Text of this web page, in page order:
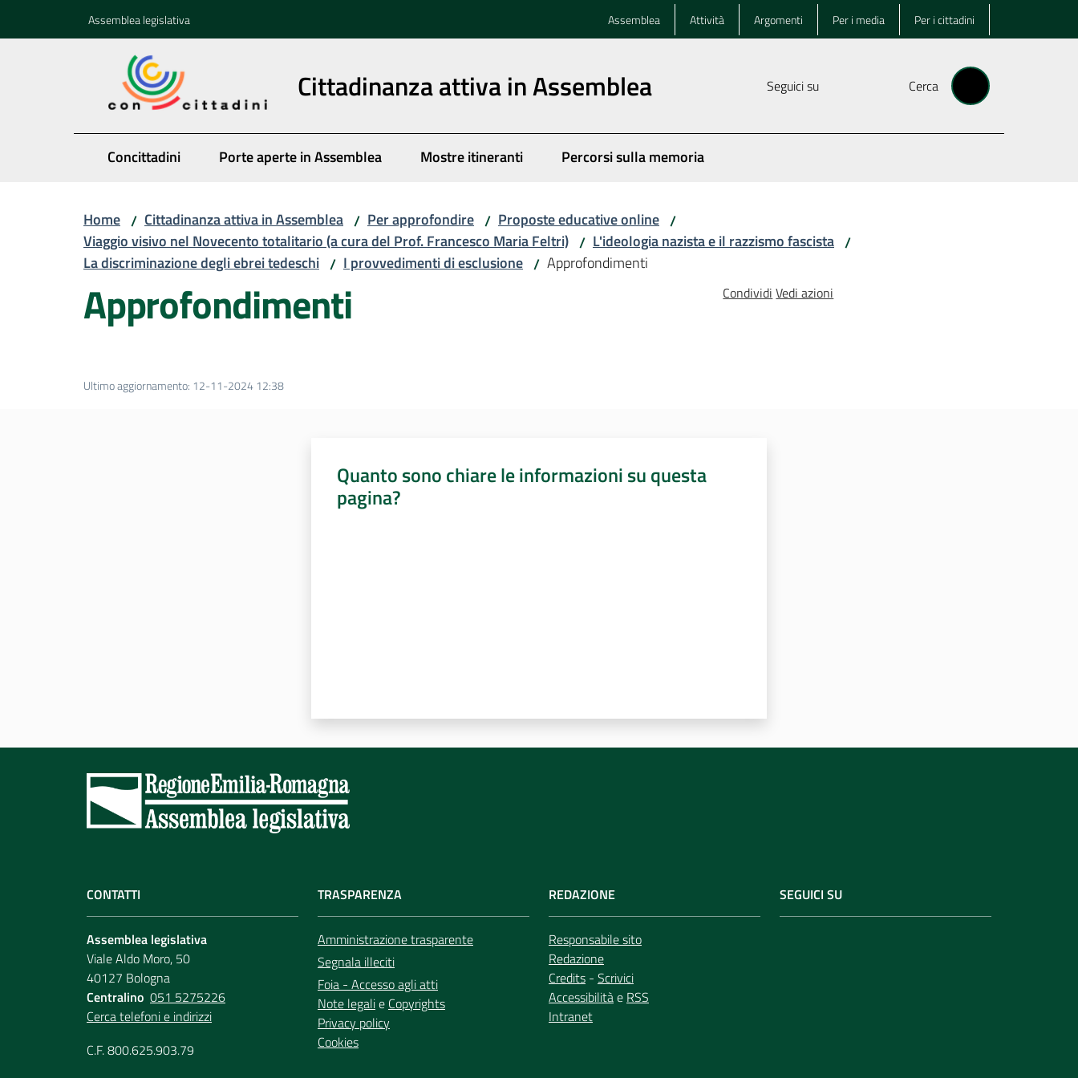
Assemblea legislativa Assemblea Attività Argomenti Per i media Per i cittadini
Cittadinanza attiva in Assemblea Seguici su Cerca
Concittadini Porte aperte in Assemblea Mostre itineranti Percorsi sulla memoria
Home / Cittadinanza attiva in Assemblea / Per approfondire / Proposte educative online /
Viaggio visivo nel Novecento totalitario (a cura del Prof. Francesco Maria Feltri) / L'ideologia nazista e il razzismo fascista /
La discriminazione degli ebrei tedeschi / I provvedimenti di esclusione / Approfondimenti
Approfondimenti Condividi Vedi azioni
Ultimo aggiornamento: 12-11-2024 12:38
Quanto sono chiare le informazioni su questa
pagina?
CONTATTI
Assemblea legislativa
Viale Aldo Moro, 50
40127 Bologna
Centralino 051 5275226
Cerca telefoni e indirizzi
C.F. 800.625.903.79
TRASPARENZA
Amministrazione trasparente
Segnala illeciti
Foia - Accesso agli atti
Note legalie Copyrights
Privacy policy
Cookies
REDAZIONE
Responsabile sito
Redazione
Credits - Scrivici
Accessibilitàe RSS
Intranet
SEGUICI SU